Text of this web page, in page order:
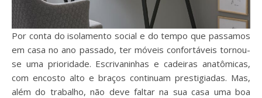
Por conta do isolamento social e do tempo que passamos
em casa no ano passado, ter móveis confortáveis tornou-
se uma prioridade. Escrivaninhas e cadeiras anatômicas,
com encosto alto e braços continuam prestigiadas. Mas,
além do trabalho, não deve faltar na sua casa uma boa